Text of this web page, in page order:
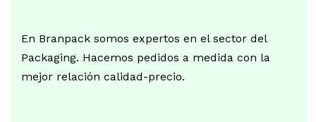
En Branpack somos expertos en el sector del
Packaging. Hacemos pedidos a medida con la
mejor relación calidad-precio.